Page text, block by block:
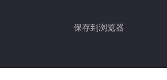
保存到浏览器